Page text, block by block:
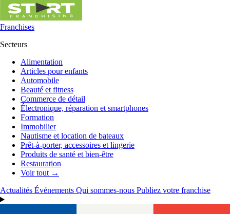
Franchises
Secteurs
Alimentation
Articles pour enfants
Automobile
Beauté et fitness
Commerce de détail
Électronique, réparation et smartphones
Formation
Immobilier
Nautisme et location de bateaux
Prêt-à-porter, accessoires et lingerie
Produits de santé et bien-être
Restauration
Voir tout →
Actualités Événements Qui sommes-nous Publiez votre franchise